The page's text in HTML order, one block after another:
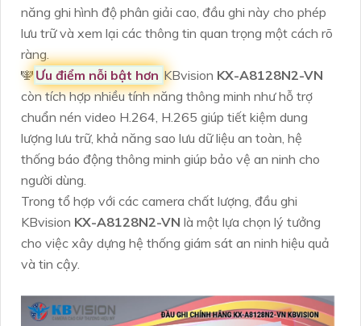
năng ghi hình độ phân giải cao, đầu ghi này cho phép
lưu trữ và xem lại các thông tin quan trọng một cách rõ
ràng.
🕎 Ưu điểm nỗi bật hơn KBvision KX-A8128N2-VN
còn tích hợp nhiều tính năng thông minh như hỗ trợ
chuẩn nén video H.264, H.265 giúp tiết kiệm dung
lượng lưu trữ, khả năng sao lưu dữ liệu an toàn, hệ
thống báo động thông minh giúp bảo vệ an ninh cho
người dùng.
Trong tổ hợp với các camera chất lượng, đầu ghi
KBvision KX-A8128N2-VN là một lựa chọn lý tưởng
cho việc xây dựng hệ thống giám sát an ninh hiệu quả
và tin cậy.